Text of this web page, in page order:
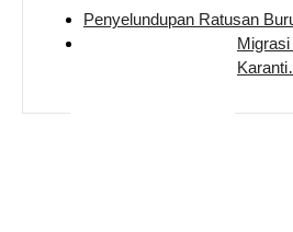
Penyelundupan Ratusan
Migrasi